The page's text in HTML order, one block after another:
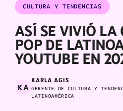
CULTURA Y TENDENCIAS
ASÍ SE VIVIÓ LA
POP DE
YOUTUBE EN
KA
KARLA AGIS
GERENTE DE CULTURA Y
LATINOAMÉRICA